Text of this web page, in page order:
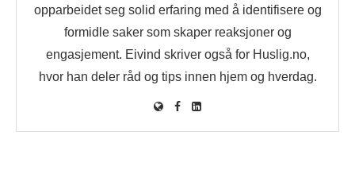
opparbeidet seg solid erfaring med å identifisere og
formidle saker som skaper reaksjoner og
engasjement. Eivind skriver også for Huslig.no,
hvor han deler råd og tips innen hjem og hverdag.